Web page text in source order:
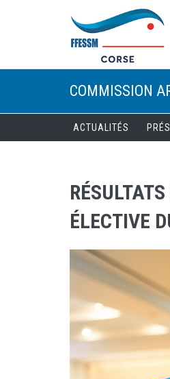
COMMISSION
ACTUALITÉS
ÉLECTIVE